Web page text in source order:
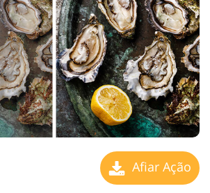
Afiar Ação